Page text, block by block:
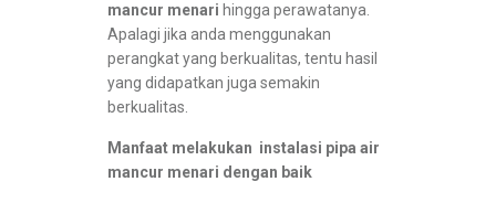
mancur menari hingga perawatanya.
Apalagi jika anda menggunakan
perangkat yang berkualitas, tentu hasil
yang didapatkan juga semakin
berkualitas.
Manfaat melakukan instalasi pipa air
mancur menari dengan baik